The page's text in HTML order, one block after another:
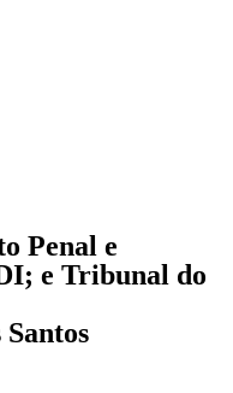
Penal e
e Tribunal do